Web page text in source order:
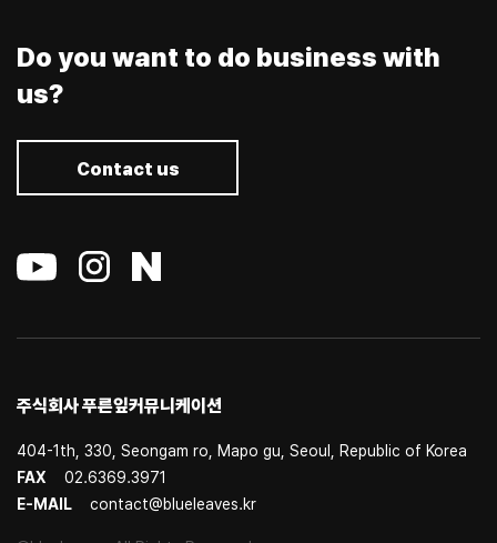
Do you want to do business with
us?
Contact us
주식회사 푸른잎커뮤니케이션
404-1th, 330, Seongam ro, Mapo gu, Seoul, Republic of Korea
FAX
02.6369.3971
E-MAIL
contact@blueleaves.kr